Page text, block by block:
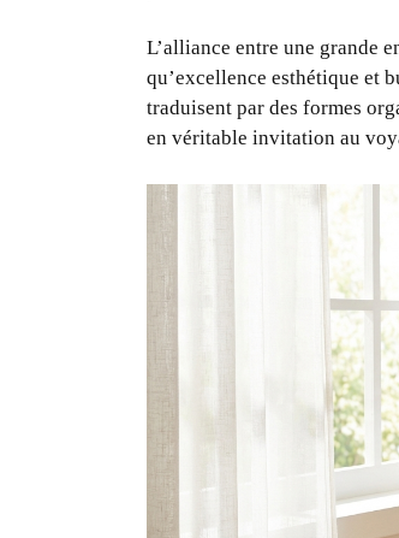
L’alliance entre une grande
qu’excellence esthétique et
traduisent par des formes
en véritable invitation au